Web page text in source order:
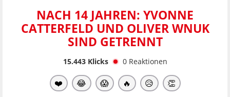
NACH 14 JAHREN: YVONNE
CATTERFELD UND OLIVER WNUK
SIND GETRENNT
15.443Klicks 0 Reaktionen
❤️ 😂 😱 🔥 😥 👏